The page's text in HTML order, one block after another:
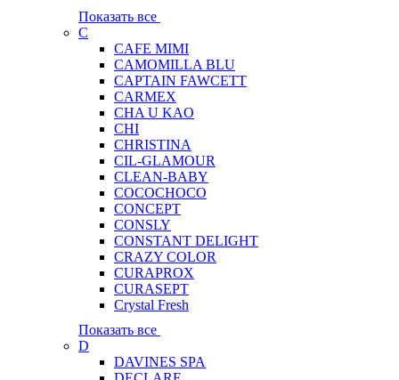
Показать все
C
CAFE MIMI
CAMOMILLA BLU
CAPTAIN FAWCETT
CARMEX
CHA U KAO
CHI
CHRISTINA
CIL-GLAMOUR
CLEAN-BABY
COCOCHOCO
CONCEPT
CONSLY
CONSTANT DELIGHT
CRAZY COLOR
CURAPROX
CURASEPT
Crystal Fresh
Показать все
D
DAVINES SPA